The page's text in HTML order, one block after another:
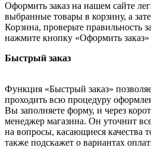
Оформить заказ на нашем сайте
выбранные товары в корзину, а
Корзина, проверьте правильность
нажмите кнопку «Оформить
Быстрый заказ
Функция «Быстрый заказ»
проходить всю процедуру
Вы заполняете форму, и через
менеджер магазина. Он уточнит
на вопросы, касающиеся качества
также подскажет о вариантах